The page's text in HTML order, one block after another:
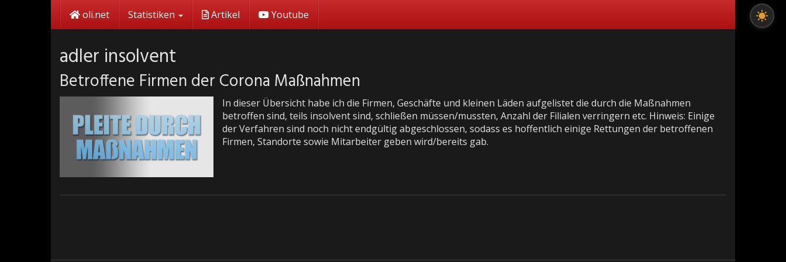
oli.net Statistiken Artikel Youtube
adler insolvent
Betroffene Firmen der Corona Maßnahmen
In dieser Übersicht habe ich die Firmen, Geschäfte und kleinen Läden aufgelistet die durch die Maßnahmen
betroffen sind, teils insolvent sind, schließen müssen/mussten, Anzahl der Filialen verringern etc. Hinweis: Einige
der Verfahren sind noch nicht endgültig abgeschlossen, sodass es hoffentlich einige Rettungen der betroffenen
Firmen, Standorte sowie Mitarbeiter geben wird/bereits gab.